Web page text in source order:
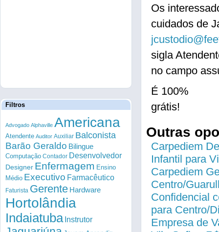
Os
cuidados de
sigla
no campo
É 100%
grátis!
Outras
Carpediem
Infantil para
Carpediem
Centro/
Confidencial
para Centro/
Empresa de
Filtros
Advogado Alphaville Americana
Atendente Auditor Auxiliar Balconista
Barão Geraldo Bilingue
Computação Contador Desenvolvedor
Designer Enfermagem Ensino
Médio Executivo Farmacêutico
Faturista Gerente Hardware
Hortolândia
Indaiatuba Instrutor